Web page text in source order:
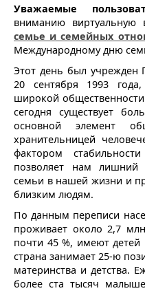
Уважаемые
вниманию виртуальную
семье и семейных
Международному дню
Этот день был учрежден
20 сентября 1993
широкой
сегодня существует
основной элемент
хранительницей
фактором
позволяет нам лишний
семьи в нашей жизни и
близким людям.
По данным переписи
проживает около 2,7
почти 45 %, имеют детей
страна занимает 25-ю
материнства и детства.
более ста тысяч